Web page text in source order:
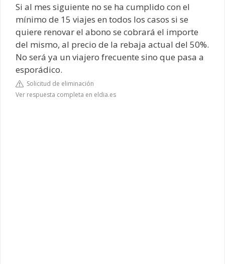
Si al mes siguiente no se ha cumplido con el
mínimo de 15 viajes en todos los casos si se
quiere renovar el abono se cobrará el importe
del mismo, al precio de la rebaja actual del 50%.
No será ya un viajero frecuente sino que pasa a
esporádico.
Solicitud de eliminación
Ver respuesta completa en eldia.es